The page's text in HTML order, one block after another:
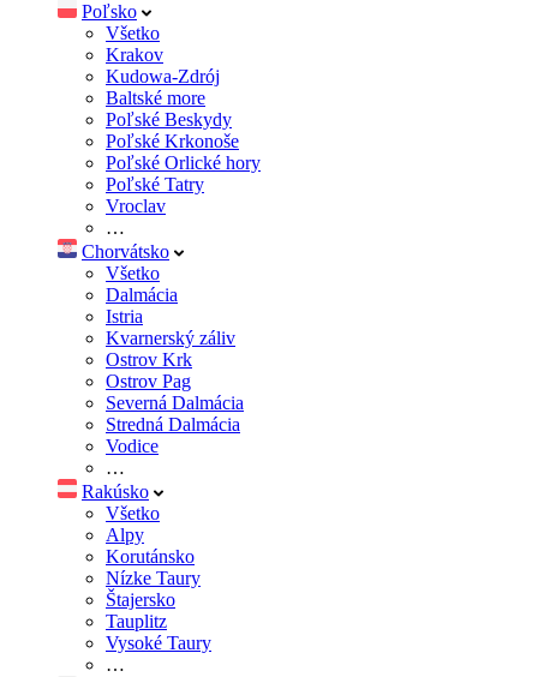
Poľsko
Všetko
Krakov
Kudowa-Zdrój
Baltské more
Poľské Beskydy
Poľské Krkonoše
Poľské Orlické hory
Poľské Tatry
Vroclav
…
Chorvátsko
Všetko
Dalmácia
Istria
Kvarnerský záliv
Ostrov Krk
Ostrov Pag
Severná Dalmácia
Stredná Dalmácia
Vodice
…
Rakúsko
Všetko
Alpy
Korutánsko
Nízke Taury
Štajersko
Tauplitz
Vysoké Taury
…